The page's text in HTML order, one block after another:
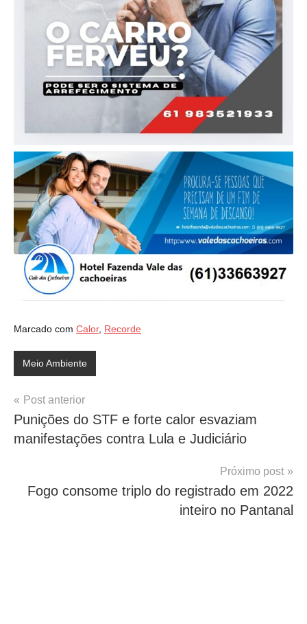
Marcado com Calor, Recorde
Meio Ambiente
Navegação
de
Post
Post anterior
Punições do STF e forte calor esvaziam
manifestações contra Lula e Judiciário
Próximo post
Fogo consome triplo do registrado em 2022
inteiro no Pantanal